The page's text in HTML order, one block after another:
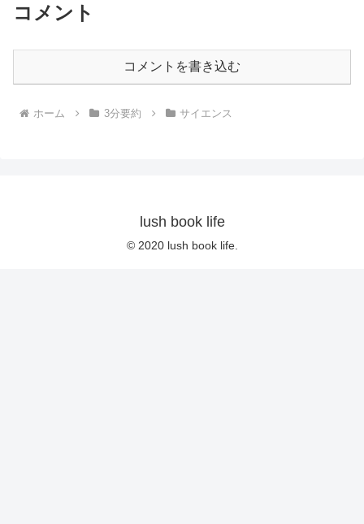
コメント
コメントを書き込む
ホーム 3分要約 サイエンス
lush book life
© 2020 lush book life.